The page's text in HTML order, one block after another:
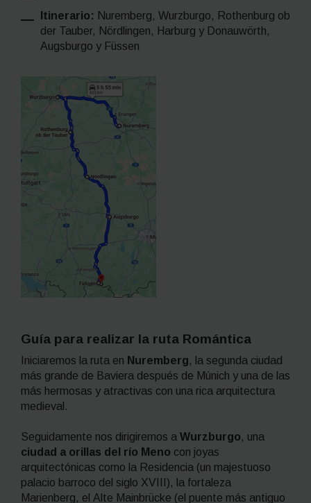
Itinerario: Nuremberg, Wurzburgo, Rothenburg ob
der Tauber, Nördlingen, Harburg y Donauwörth,
Augsburgo y Füssen
Guía para realizar la ruta Romántica
Iniciaremos la ruta en Nuremberg, la segunda ciudad
más grande de Baviera después de Múnich y una de las
más hermosas y atractivas con una rica arquitectura
medieval.
Seguidamente nos dirigiremos a Wurzburgo, una
ciudad a orillas del río Meno con joyas
arquitectónicas como la Residencia (un majestuoso
palacio barroco del siglo XVIII), la fortaleza
Marienberg, el Alte Mainbrücke (el puente más antiguo